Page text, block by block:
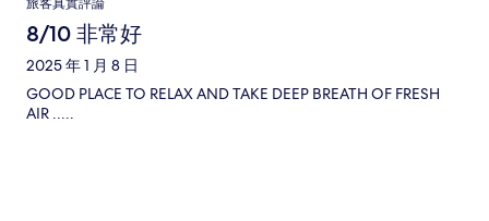
旅客真實評論
8/10 非常好
2025 年 1 月 8 日
GOOD PLACE TO RELAX AND TAKE DEEP BREATH OF FRESH
AIR .....